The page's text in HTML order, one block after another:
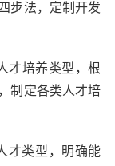
步法，定制开发
才培养类型，根
制定各类人才培
才类型，明确能